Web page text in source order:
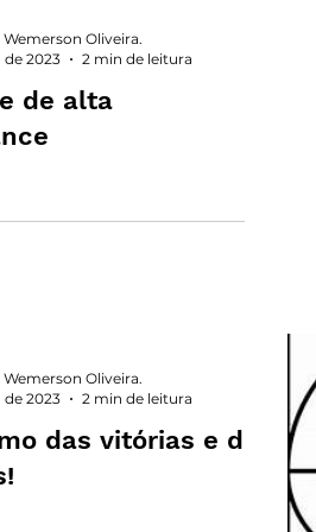
de alta
Oliveira.
de 2023
2 min de leitura
das vitórias e dos
Oliveira.
de 2023
2 min de leitura